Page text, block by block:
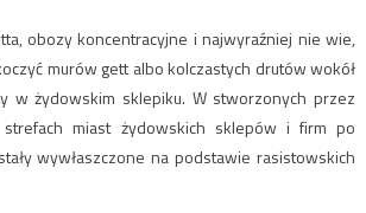
obozy koncentracyjne i najwyraźniej nie wie,
murów gett albo kolczastych drutów wokół
w żydowskim sklepiku. W stworzonych przez
strefach miast żydowskich sklepów i firm po
wywłaszczone na podstawie rasistowskich